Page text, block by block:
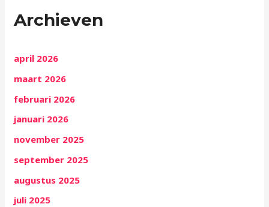
Archieven
april 2026
maart 2026
februari 2026
januari 2026
november 2025
september 2025
augustus 2025
juli 2025